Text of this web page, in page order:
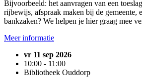
Bijvoorbeeld: het aanvragen van een
rijbewijs, afspraak maken bij de gemeente,
bankzaken? We helpen je hier graag mee
Meer informatie
vr 11 sep 2026
10:00 - 11:00
Bibliotheek Ouddorp